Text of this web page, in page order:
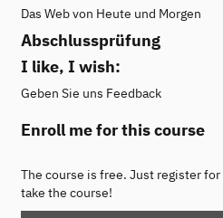
Das Web von Heute und Morgen
Abschlussprüfung
I like, I wish:
Geben Sie uns Feedback
Enroll me for this course
The course is free. Just register
take the course!